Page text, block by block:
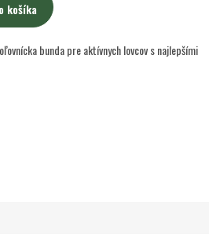
košíka
bunda pre aktívnych lovcov s najlepšími